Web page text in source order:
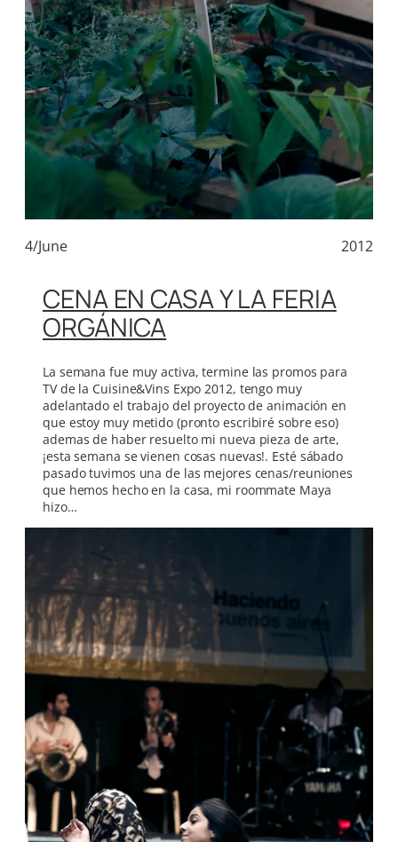
4/June 2012
CENA EN CASA Y LA FERIA
ORGÁNICA
La semana fue muy activa, termine las promos para
TV de la Cuisine&Vins Expo 2012, tengo muy
adelantado el trabajo del proyecto de animación en
que estoy muy metido (pronto escribiré sobre eso)
ademas de haber resuelto mi nueva pieza de arte,
¡esta semana se vienen cosas nuevas!. Esté sábado
pasado tuvimos una de las mejores cenas/reuniones
que hemos hecho en la casa, mi roommate Maya
hizo…